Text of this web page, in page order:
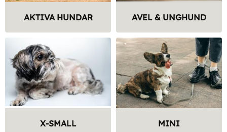
AKTIVA HUNDAR AVEL & UNGHUND
X-SMALL MINI